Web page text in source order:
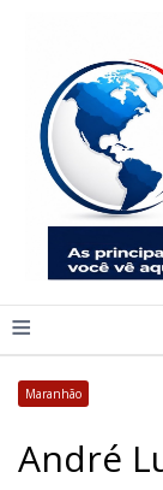
≡
Maranhão
André